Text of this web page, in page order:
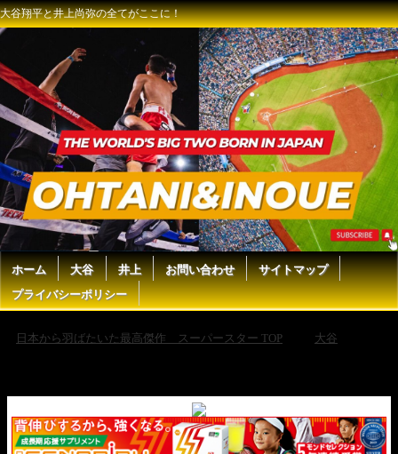
大谷翔平と井上尚弥の全てがここに！
ホーム 大谷 井上 お問い合わせ
サイトマップ
プライバシーポリシー
日本から羽ばたいた最高傑作 スーパースター TOP
大谷